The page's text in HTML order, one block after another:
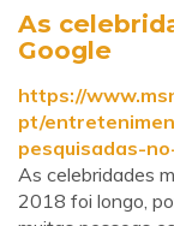
As
Google
https://
pt/
pesquisadas-
As celebridades
2018 foi longo,